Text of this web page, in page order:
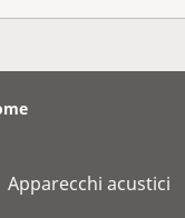
Apparecchi acustici